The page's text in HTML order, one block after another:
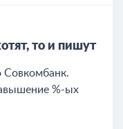
то и пишут
Совкомбанк.
%-ых